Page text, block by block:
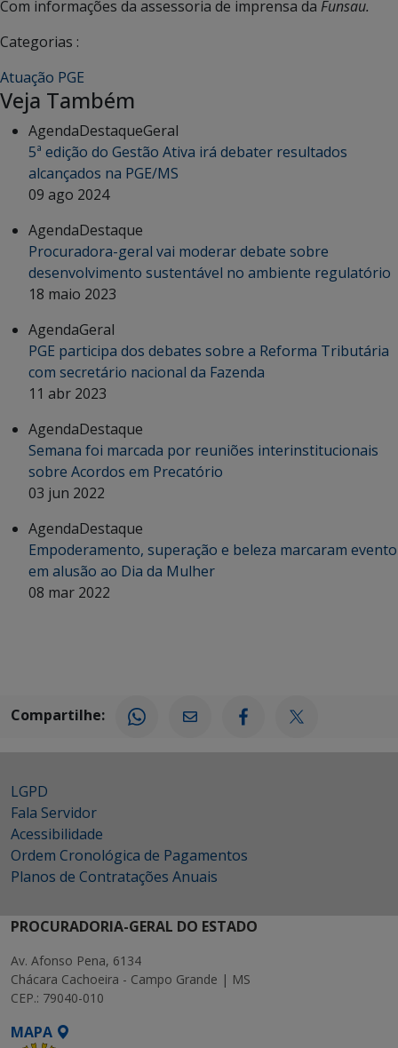
Com informações da assessoria de imprensa da Funsau.
Categorias :
Atuação PGE
Veja Também
AgendaDestaqueGeral
5ª edição do Gestão Ativa irá debater resultados
alcançados na PGE/MS
09 ago 2024
AgendaDestaque
Procuradora-geral vai moderar debate sobre
desenvolvimento sustentável no ambiente regulatório
18 maio 2023
AgendaGeral
PGE participa dos debates sobre a Reforma Tributária
com secretário nacional da Fazenda
11 abr 2023
AgendaDestaque
Semana foi marcada por reuniões interinstitucionais
sobre Acordos em Precatório
03 jun 2022
AgendaDestaque
Empoderamento, superação e beleza marcaram evento
em alusão ao Dia da Mulher
08 mar 2022
Compartilhe:
LGPD
Fala Servidor
Acessibilidade
Ordem Cronológica de Pagamentos
Planos de Contratações Anuais
PROCURADORIA-GERAL DO ESTADO
Av. Afonso Pena, 6134
Chácara Cachoeira - Campo Grande | MS
CEP.: 79040-010
MAPA